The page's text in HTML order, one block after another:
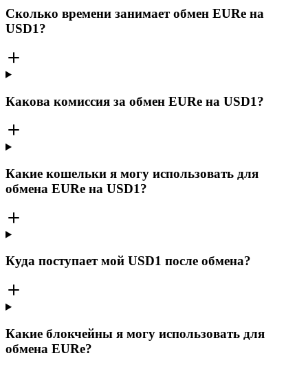
Сколько времени занимает обмен EURe на
USD1?
Какова комиссия за обмен EURe на USD1?
Какие кошельки я могу использовать для
обмена EURe на USD1?
Куда поступает мой USD1 после обмена?
Какие блокчейны я могу использовать для
обмена EURe?